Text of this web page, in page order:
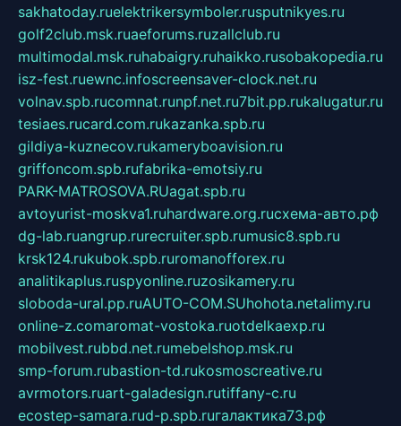
sakhatoday.ruelektrikersymboler.rusputnikyes.ru
golf2club.msk.ruaeforums.ruzallclub.ru
multimodal.msk.ruhabaigry.ruhaikko.rusobakopedia.ru
isz-fest.ruewnc.infoscreensaver-clock.net.ru
volnav.spb.rucomnat.runpf.net.ru7bit.pp.rukalugatur.ru
tesiaes.rucard.com.rukazanka.spb.ru
gildiya-kuznecov.rukameryboavision.ru
griffoncom.spb.rufabrika-emotsiy.ru
PARK-MATROSOVA.RUagat.spb.ru
avtoyurist-moskva1.ruhardware.org.ruсхема-авто.рф
dg-lab.ruangrup.rurecruiter.spb.rumusic8.spb.ru
krsk124.rukubok.spb.ruromanofforex.ru
analitikaplus.ruspyonline.ruzosikamery.ru
sloboda-ural.pp.ruAUTO-COM.SUhohota.netalimy.ru
online-z.comaromat-vostoka.ruotdelkaexp.ru
mobilvest.rubbd.net.rumebelshop.msk.ru
smp-forum.rubastion-td.rukosmoscreative.ru
avrmotors.ruart-galadesign.rutiffany-c.ru
ecostep-samara.rud-p.spb.ruгалактика73.рф